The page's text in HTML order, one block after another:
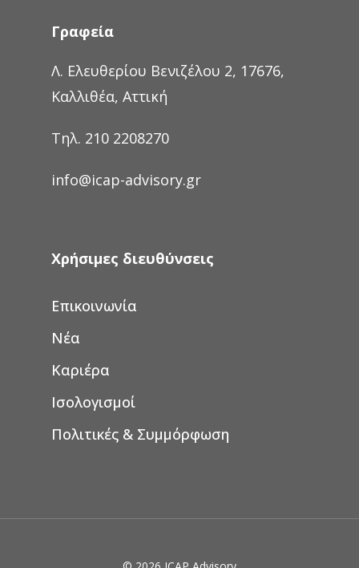
Γραφεία
Λ. Ελευθερίου Βενιζέλου 2, 17676,
Καλλιθέα, Αττική
Τηλ. 210 2208270
info@icap-advisory.gr
Χρήσιμες διευθύνσεις
Επικοινωνία
Νέα
Καριέρα
Ισολογισμοί
Πολιτικές & Συμμόρφωση